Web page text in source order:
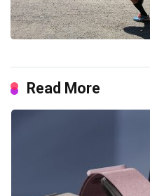
Read More